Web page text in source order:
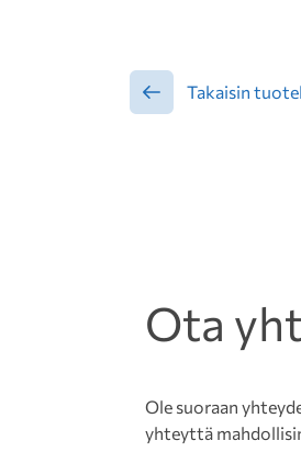
Takaisin
Ota
Ole suoraan
yhteyttä